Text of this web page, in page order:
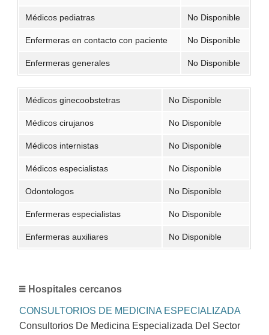
Médicos pediatras No Disponible
Enfermeras en contacto con paciente No Disponible
Enfermeras generales No Disponible
Médicos ginecoobstetras No Disponible
Médicos cirujanos No Disponible
Médicos internistas No Disponible
Médicos especialistas No Disponible
Odontologos No Disponible
Enfermeras especialistas No Disponible
Enfermeras auxiliares No Disponible
Hospitales cercanos
CONSULTORIOS DE MEDICINA ESPECIALIZADA
Consultorios De Medicina Especializada Del Sector